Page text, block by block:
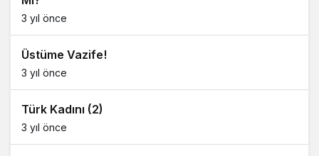
3 yıl önce
Üstüme Vazife!
3 yıl önce
Türk Kadını (2)
3 yıl önce